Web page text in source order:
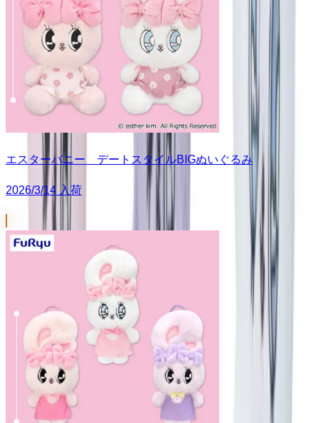
エスターバニー デートスタイルBIGぬいぐるみ
2026/3/14 入荷